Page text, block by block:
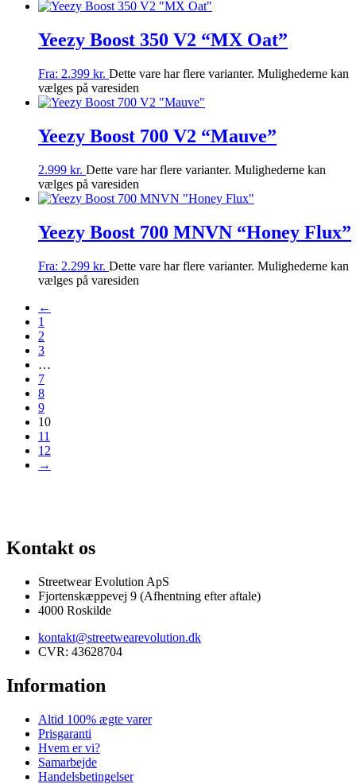
Yeezy Boost 350 V2 “MX Oat”
Fra: 2.399 kr. Dette vare har flere varianter. Mulighederne kan
vælges på varesiden
Yeezy Boost 700 V2 “Mauve”
2.999 kr. Dette vare har flere varianter. Mulighederne kan
vælges på varesiden
Yeezy Boost 700 MNVN “Honey Flux”
Fra: 2.299 kr. Dette vare har flere varianter. Mulighederne kan
vælges på varesiden
←
1
2
3
…
7
8
9
10
11
12
→
Kontakt os
Streetwear Evolution ApS
Fjortenskæppevej 9 (Afhentning efter aftale)
4000 Roskilde
kontakt@streetwearevolution.dk
CVR: 43628704
Information
Altid 100% ægte varer
Prisgaranti
Hvem er vi?
Samarbejde
Handelsbetingelser